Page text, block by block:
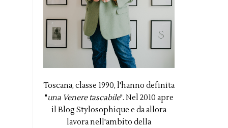
Toscana, classe 1990, l'hanno definita
"una Venere tascabile". Nel 2010 apre
il Blog Stylosophique e da allora
lavora nell'ambito della